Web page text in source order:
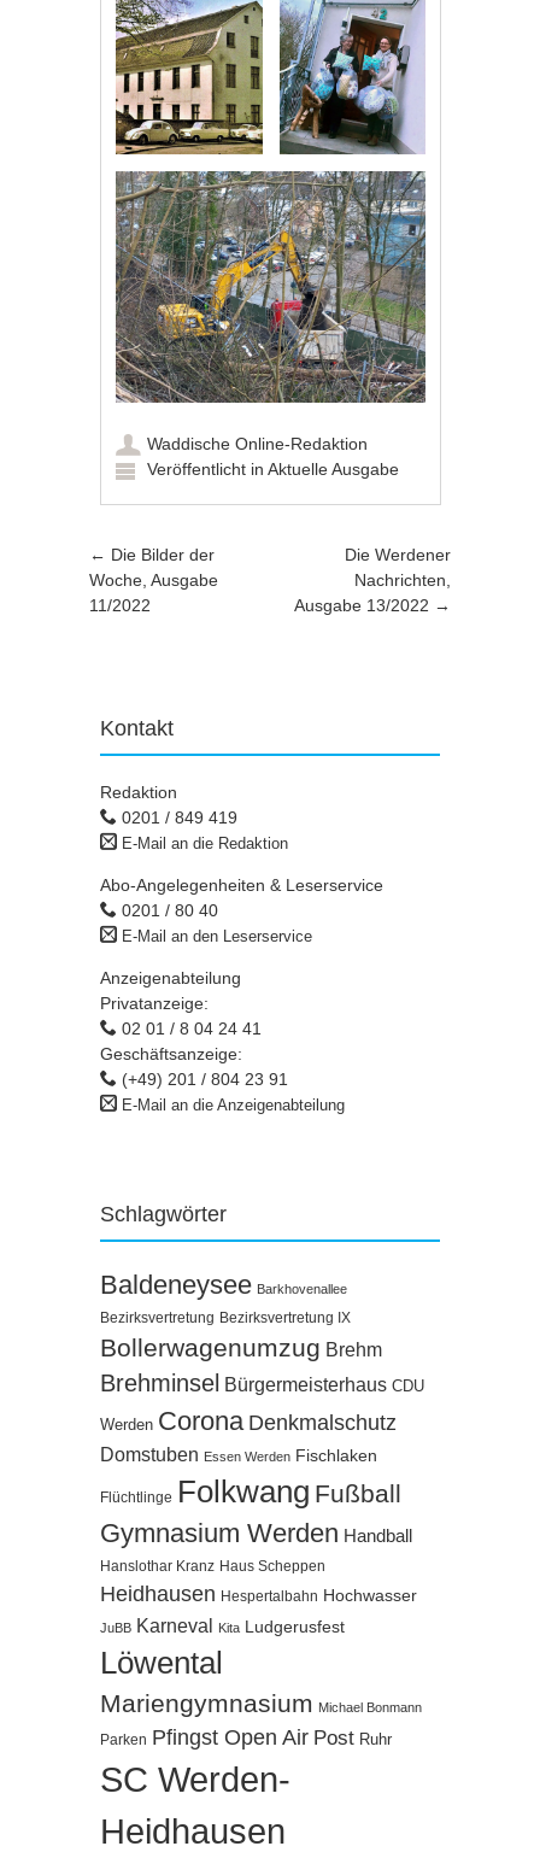
Waddische Online-Redaktion
Veröffentlicht inAktuelle Ausgabe
Artikel-Navigation
← Die Bilder der
Woche, Ausgabe
11/2022
Die Werdener
Nachrichten,
Ausgabe 13/2022 →
Kontakt
Redaktion
0201 / 849 419
E-Mail an die Redaktion
Abo-Angelegenheiten & Leserservice
0201 / 80 40
E-Mail an den Leserservice
Anzeigenabteilung
Privatanzeige:
02 01 / 8 04 24 41
Geschäftsanzeige:
(+49) 201 / 804 23 91
E-Mail an die Anzeigenabteilung
Schlagwörter
Baldeneysee Barkhovenallee
Bezirksvertretung Bezirksvertretung IX
Bollerwagenumzug Brehm
Brehminsel Bürgermeisterhaus CDU
Werden Corona Denkmalschutz
Domstuben Essen Werden Fischlaken
Flüchtlinge Folkwang Fußball
Gymnasium Werden Handball
Hanslothar Kranz Haus Scheppen
Heidhausen Hespertalbahn Hochwasser
JuBB Karneval Kita Ludgerusfest
Löwental
Mariengymnasium Michael Bonmann
Parken Pfingst Open Air Post Ruhr
SC Werden-
Heidhausen